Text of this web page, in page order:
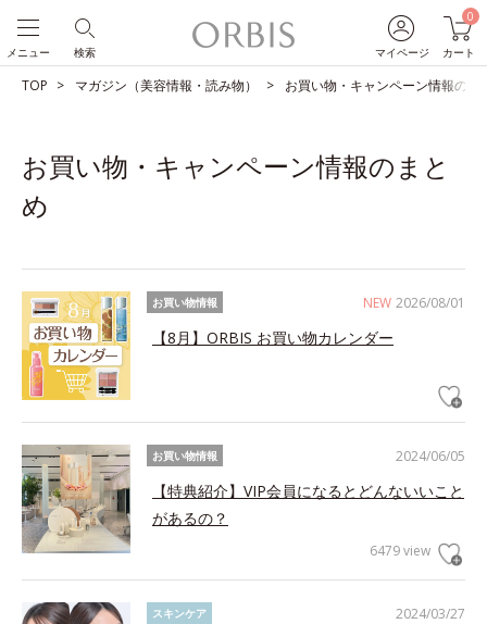
マイページ
0
カート
検索
メニュー
TOP マガジン（美容情報・読み物） お買い物・キャンペーン情報のま
お買い物・キャンペーン情報のまと
め
NEW 2026/08/01
お買い物情報
【8月】ORBIS お買い物カレンダー
2024/06/05
お買い物情報
【特典紹介】VIP会員になるとどんないいこと
があるの？
6479 view
2024/03/27
スキンケア